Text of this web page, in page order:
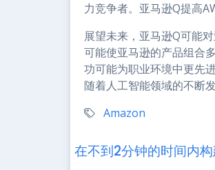
力竞争者。亚马逊Q提高
展望未来，亚马逊Q可能
可能使亚马逊的产品组合
功可能为职业环境中更先
随着人工智能领域的不断
Amazon
在不到2分钟的时间内